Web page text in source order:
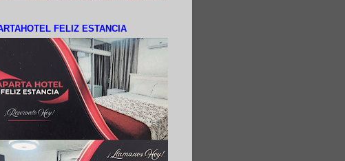
FELIZ ESTANCIA